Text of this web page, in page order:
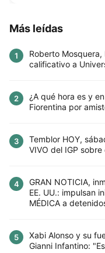
Más leídas
1
Roberto
calificativo a
2
¿A qué hora es y
Fiorentina por
3
Temblor HOY,
VIVO del IGP
4
GRAN NOTICIA,
EE. UU.: impulsan
MÉDICA a
5
Xabi Alonso y su
Gianni Infantino: